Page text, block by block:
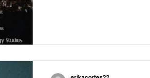
coincide con un nue